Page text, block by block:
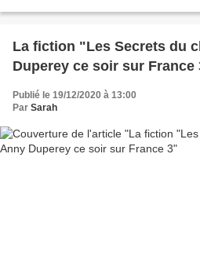
La fiction "Les Secrets du
Duperey ce soir sur France
Publié le 19/12/2020 à 13:00
Par Sarah